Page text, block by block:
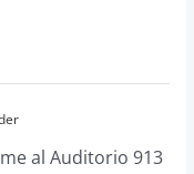
al Auditorio ‭913